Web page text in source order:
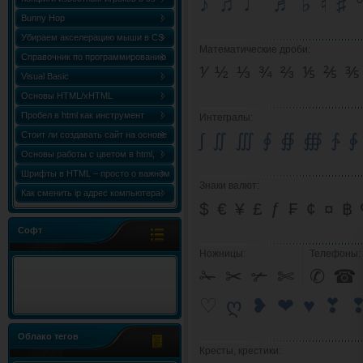
Bunny Hop
Убираем акселерацию мыши в CS
Справочник по программированию
«Сборник статей по C++ (C++
World)»
Visual Basic
Основы HTML/xHTML
Пробел в html как инструмент
форматирования
Стоит ли создавать сайт на основе
html шаблона?
Основы работы с цветом в html,
таблица и коды цветов
Шрифты в HTML – просто о важном
Как сменить ip адрес компьютера
Windows 7
Софт
Облако тегов
Математические дроби:
⅟ ½ ⅓ ¾ ⅔ ⅕ ⅖
Интегралы:
∫ ∬ ∭ ∮ ∯ ∰ ∱ ∲
Знаки валют:
$ € ¥ £ ƒ ₣ ¢ ¤ ฿
Ножницы:
✁ ✂ ✃ ✄
Телефоны:
✆ ☎
♡ ღ ❥ ❤ ♥ ❣
Кресты, крестики: